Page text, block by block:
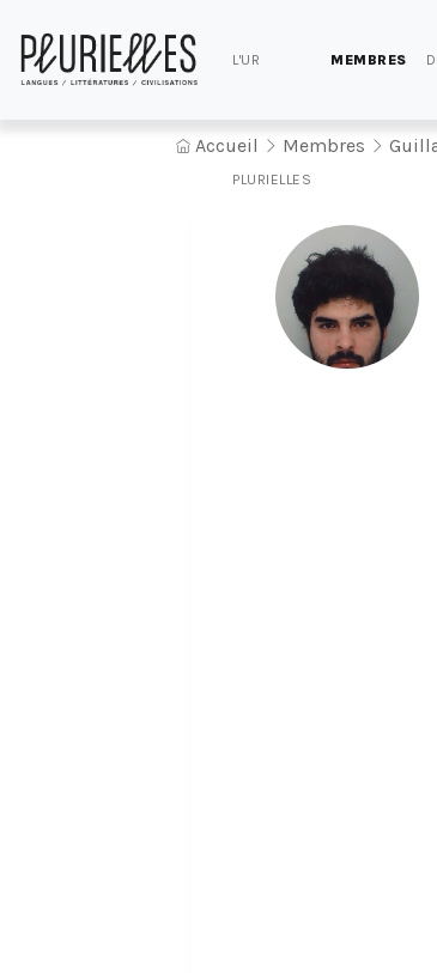
L'UR
PLURIELLES
MEMBRES
Accueil Membres